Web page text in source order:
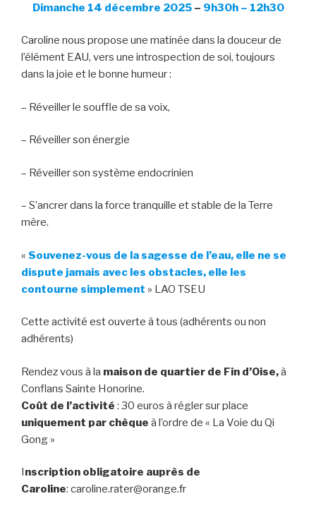
Dimanche 14 décembre 2025 – 9h30h – 12h30
Caroline nous propose une matinée dans la douceur de
l’élément EAU, vers une introspection de soi, toujours
dans la joie et le bonne humeur :
– Réveiller le souffle de sa voix,
– Réveiller son énergie
– Réveiller son système endocrinien
– S’ancrer dans la force tranquille et stable de la Terre
mère.
« Souvenez-vous de la sagesse de l’eau, elle ne se
dispute jamais avec les obstacles, elle les
contourne simplement » LAO TSEU
Cette activité est ouverte à tous (adhérents ou non
adhérents)
Rendez vous à la maison de quartier de Fin d’Oise,à
Conflans Sainte Honorine.
Coût de l’activité : 30 euros à régler sur place
uniquement par chèque à l’ordre de « La Voie du Qi
Gong »
nscription obligatoire auprès de
Caroline: caroline.rater@orange.fr